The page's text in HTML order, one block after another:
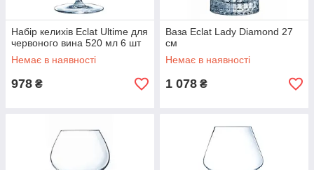
Набір келихів Eclat Ultime для
червоного вина 520 мл 6 шт
Немає в наявності
978 ₴
Ваза Eclat Lady Diamond 27
см
Немає в наявності
1 078 ₴